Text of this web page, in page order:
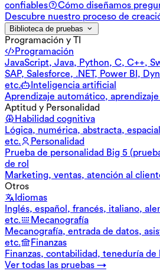
confiables
Cómo diseñamos
Descubre nuestro proceso de
Biblioteca de pruebas
Programación y TI
Programación
JavaScript, Java, Python, C, C++,
SAP, Salesforce, .NET, Power BI,
etc.
Inteligencia artificial
Aprendizaje automático,
Aptitud y Personalidad
Habilidad cognitiva
Lógica, numérica, abstracta,
etc.
Personalidad
Prueba de personalidad Big 5
de rol
Marketing, ventas, atención al
Otros
Idiomas
Inglés, español, francés, italiano,
etc.
Mecanografía
Mecanografía, entrada de datos,
etc.
Finanzas
Finanzas, contabilidad, teneduría de
Ver todas las pruebas →